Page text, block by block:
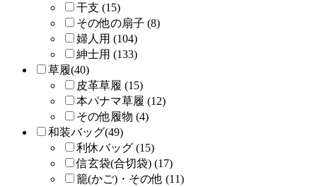
干支 (15)
その他の扇子 (8)
婦人用 (104)
紳士用 (133)
草履(40)
皮革草履 (15)
本パナマ草履 (12)
その他履物 (4)
和装バッグ(49)
利休バッグ (15)
信玄袋(合切袋) (17)
籠(かご)・その他 (11)